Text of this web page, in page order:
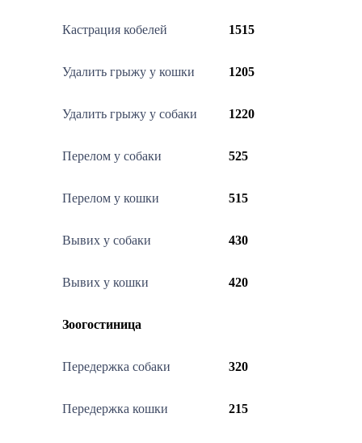
Кастрация кобелей 1515
Удалить грыжу у кошки 1205
Удалить грыжу у собаки 1220
Перелом у собаки 525
Перелом у кошки 515
Вывих у собаки 430
Вывих у кошки 420
Зоогостиница
Передержка собаки 320
Передержка кошки 215